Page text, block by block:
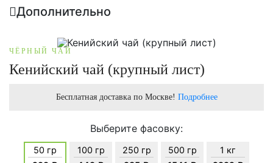
Дополнительно
ЧЁРНЫЙ ЧАЙ
Кенийский чай (крупный лист)
Бесплатная доставка по Москве! Подробнее
Выберите фасовку:
50 гр
100 гр
250 гр
500 гр
1 кг